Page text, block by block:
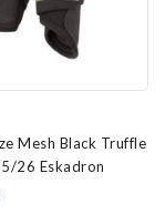
Mesh Black Truffle
26 Eskadron